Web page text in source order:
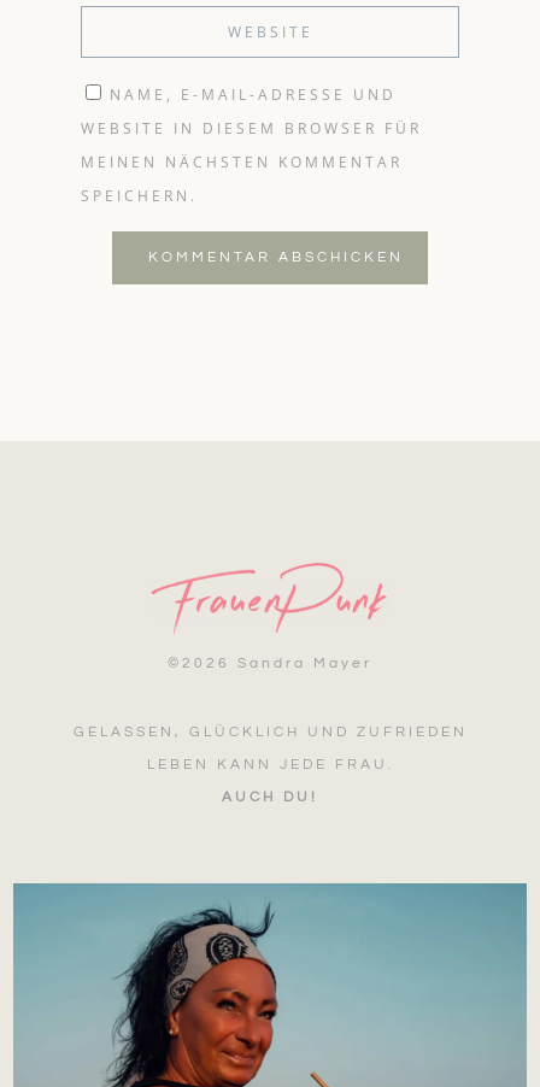
NAME, E-MAIL-ADRESSE UND
WEBSITE IN DIESEM BROWSER FÜR
MEINEN NÄCHSTEN KOMMENTAR
SPEICHERN.
KOMMENTAR ABSCHICKEN
© 2026 Sandra Mayer
GELASSEN, GLÜCKLICH UND ZUFRIEDEN
LEBEN KANN JEDE FRAU.
AUCH DU!